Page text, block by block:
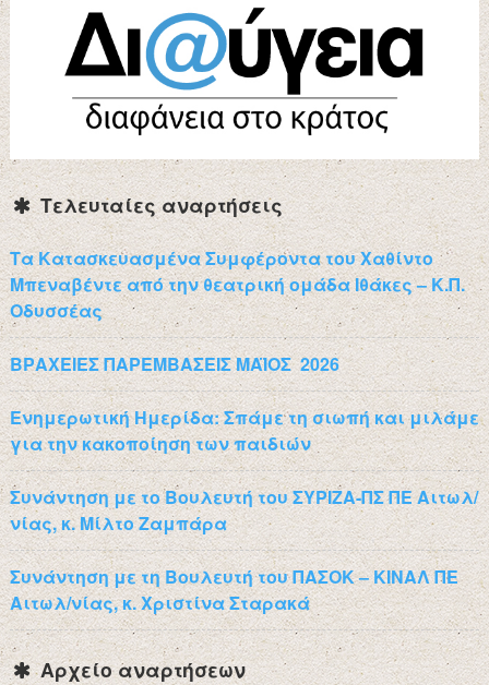
Τελευταίες αναρτήσεις
Τα Κατασκευασμένα Συμφέροντα του Χαθίντο
Μπεναβέντε από την θεατρική ομάδα Ιθάκες – Κ.Π.
Οδυσσέας
ΒΡΑΧΕΙΕΣ ΠΑΡΕΜΒΑΣΕΙΣ ΜΑΪΟΣ 2026
Ενημερωτική Ημερίδα: Σπάμε τη σιωπή και μιλάμε
για την κακοποίηση των παιδιών
Συνάντηση με το Βουλευτή του ΣΥΡΙΖΑ-ΠΣ ΠΕ Αιτωλ/
νίας, κ. Μίλτο Ζαμπάρα
Συνάντηση με τη Βουλευτή του ΠΑΣΟΚ – ΚΙΝΑΛ ΠΕ
Αιτωλ/νίας, κ. Χριστίνα Σταρακά
Αρχείο αναρτήσεων